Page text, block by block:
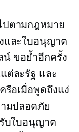
ปตามกฎหมาย
และใบอนุญาต
น์ ขอย้ำอีกครั้ง
ต่ละรัฐ และ
รือเมื่อพูดถึงแง่
มปลอดภัย
บใบอนุญาต